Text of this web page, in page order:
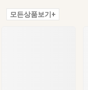
모든상품보기+